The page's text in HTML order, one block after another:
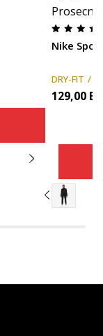
Nike
DRY-FIT
129,00